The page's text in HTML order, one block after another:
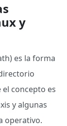
y
es la forma
concepto es
y algunas
operativo.